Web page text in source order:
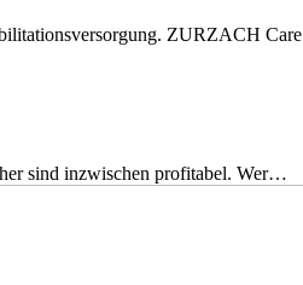
ZURZACH
sind inzwischen profitabel. Wer…